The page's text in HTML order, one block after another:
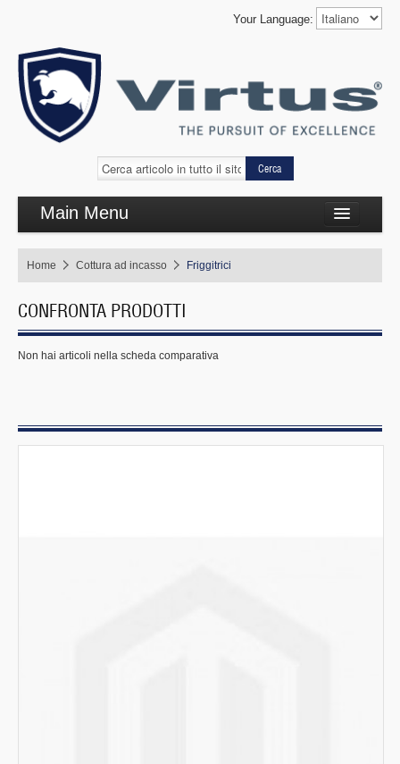
Your Language:
Cerca
Main Menu
Cottura complementare
Refrigerazione
Self Service
Mobili inox e cappe
Home Cottura ad incasso Friggitrici
CONFRONTA PRODOTTI
Non hai articoli nella scheda comparativa